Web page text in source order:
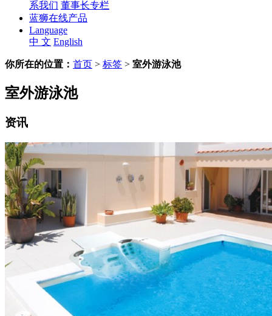
系我们 董事长专栏
蓝狮在线产品
Language
中 文 English
你所在的位置： 首页 > 标签 > 室外游泳池
室外游泳池
资讯